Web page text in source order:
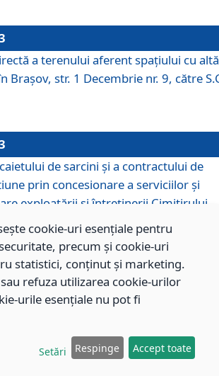
a terenului aferent spaţiului cu altă
Braşov, str. 1 Decembrie nr. 9, către
de sarcini şi a contractului de
prin concesionare a serviciilor şi
exploatării şi întreţinerii Cimitirului
în str. Dimitrie Anghel nr. 19.
şi modificarea H.C.L. nr. 446/2013,
de fundamentare pentru
cookie-uri esențiale pentru
precum și cookie-uri
statistici, conținut și marketing.
refuza utilizarea cookie-urilor
urile esențiale nu pot fi
Setări Respinge Accept toate